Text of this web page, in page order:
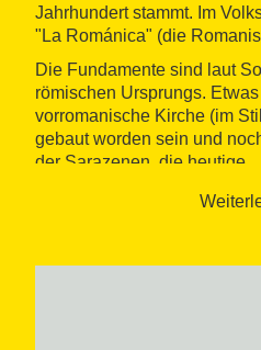
Jahrhundert stammt. Im
"La Románica" (die
Die Fundamente sind laut
römischen Ursprungs.
vorromanische Kirche (im
gebaut worden sein und
der Sarazenen, die heutige.